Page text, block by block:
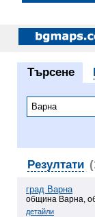
Търсене
Резултати
град Варна
община Варна,
детайли